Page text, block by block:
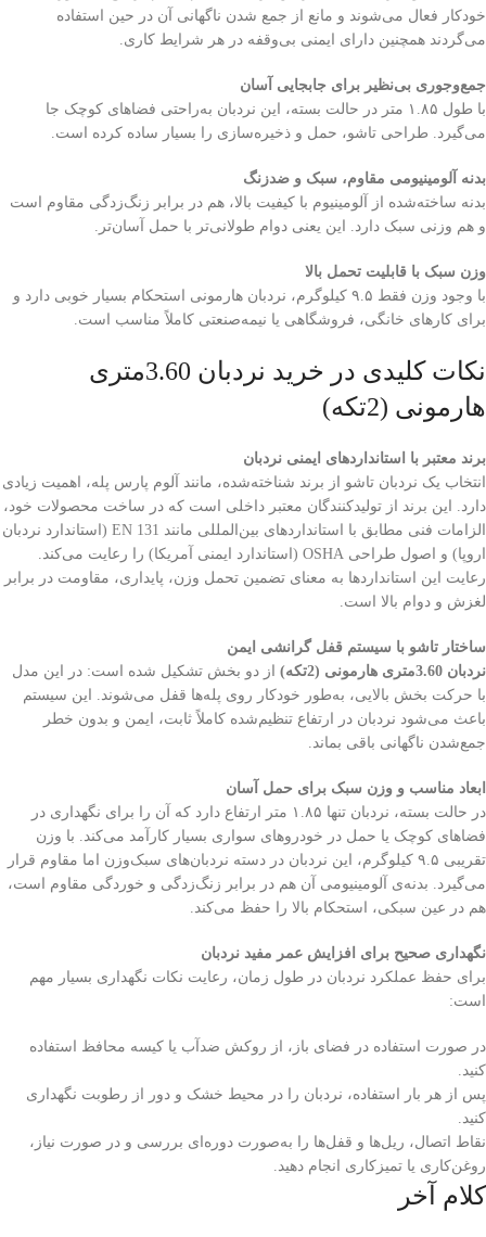
خودکار فعال می‌شوند و مانع از جمع شدن ناگهانی آن در حین استفاده
می‌گردند همچنین دارای ایمنی بی‌وقفه در هر شرایط کاری.
جمع‌وجوری بی‌نظیر برای جابجایی آسان
با طول ۱.۸۵ متر در حالت بسته، این نردبان به‌راحتی فضاهای کوچک جا
می‌گیرد. طراحی تاشو، حمل و ذخیره‌سازی را بسیار ساده کرده است.
بدنه آلومینیومی مقاوم، سبک و ضدزنگ
بدنه ساخته‌شده از آلومینیوم با کیفیت بالا، هم در برابر زنگ‌زدگی مقاوم است
و هم وزنی سبک دارد. این یعنی دوام طولانی‌تر با حمل آسان‌تر.
وزن سبک با قابلیت تحمل بالا
با وجود وزن فقط ۹.۵ کیلوگرم، نردبان هارمونی استحکام بسیار خوبی دارد و
برای کارهای خانگی، فروشگاهی یا نیمه‌صنعتی کاملاً مناسب است.
نکات کلیدی در خرید نردبان 3.60متری
هارمونی (2تکه)
برند معتبر با استانداردهای ایمنی نردبان
انتخاب یک نردبان تاشو از برند شناخته‌شده، مانند آلوم پارس پله، اهمیت زیادی
دارد. این برند از تولیدکنندگان معتبر داخلی است که در ساخت محصولات خود،
الزامات فنی مطابق با استانداردهای بین‌المللی مانند EN 131 (استاندارد نردبان
اروپا) و اصول طراحی OSHA (استاندارد ایمنی آمریکا) را رعایت می‌کند.
رعایت این استانداردها به معنای تضمین تحمل وزن، پایداری، مقاومت در برابر
لغزش و دوام بالا است.
ساختار تاشو با سیستم قفل گرانشی ایمن
نردبان 3.60متری هارمونی (2تکه)
از دو بخش تشکیل شده است: در این مدل
با حرکت بخش بالایی، به‌طور خودکار روی پله‌ها قفل می‌شوند. این سیستم
باعث می‌شود نردبان در ارتفاع تنظیم‌شده کاملاً ثابت، ایمن و بدون خطر
جمع‌شدن ناگهانی باقی بماند.
ابعاد مناسب و وزن سبک برای حمل آسان
در حالت بسته، نردبان تنها ۱.۸۵ متر ارتفاع دارد که آن را برای نگهداری در
فضاهای کوچک یا حمل در خودروهای سواری بسیار کارآمد می‌کند. با وزن
تقریبی ۹.۵ کیلوگرم، این نردبان در دسته نردبان‌های سبک‌وزن اما مقاوم قرار
می‌گیرد. بدنه‌ی آلومینیومی آن هم در برابر زنگ‌زدگی و خوردگی مقاوم است،
هم در عین سبکی، استحکام بالا را حفظ می‌کند.
نگهداری صحیح برای افزایش عمر مفید نردبان
برای حفظ عملکرد نردبان در طول زمان، رعایت نکات نگهداری بسیار مهم
است:
در صورت استفاده در فضای باز، از روکش ضدآب یا کیسه محافظ استفاده
کنید.
پس از هر بار استفاده، نردبان را در محیط خشک و دور از رطوبت نگهداری
کنید.
نقاط اتصال، ریل‌ها و قفل‌ها را به‌صورت دوره‌ای بررسی و در صورت نیاز،
روغن‌کاری یا تمیزکاری انجام دهید.
کلام آخر